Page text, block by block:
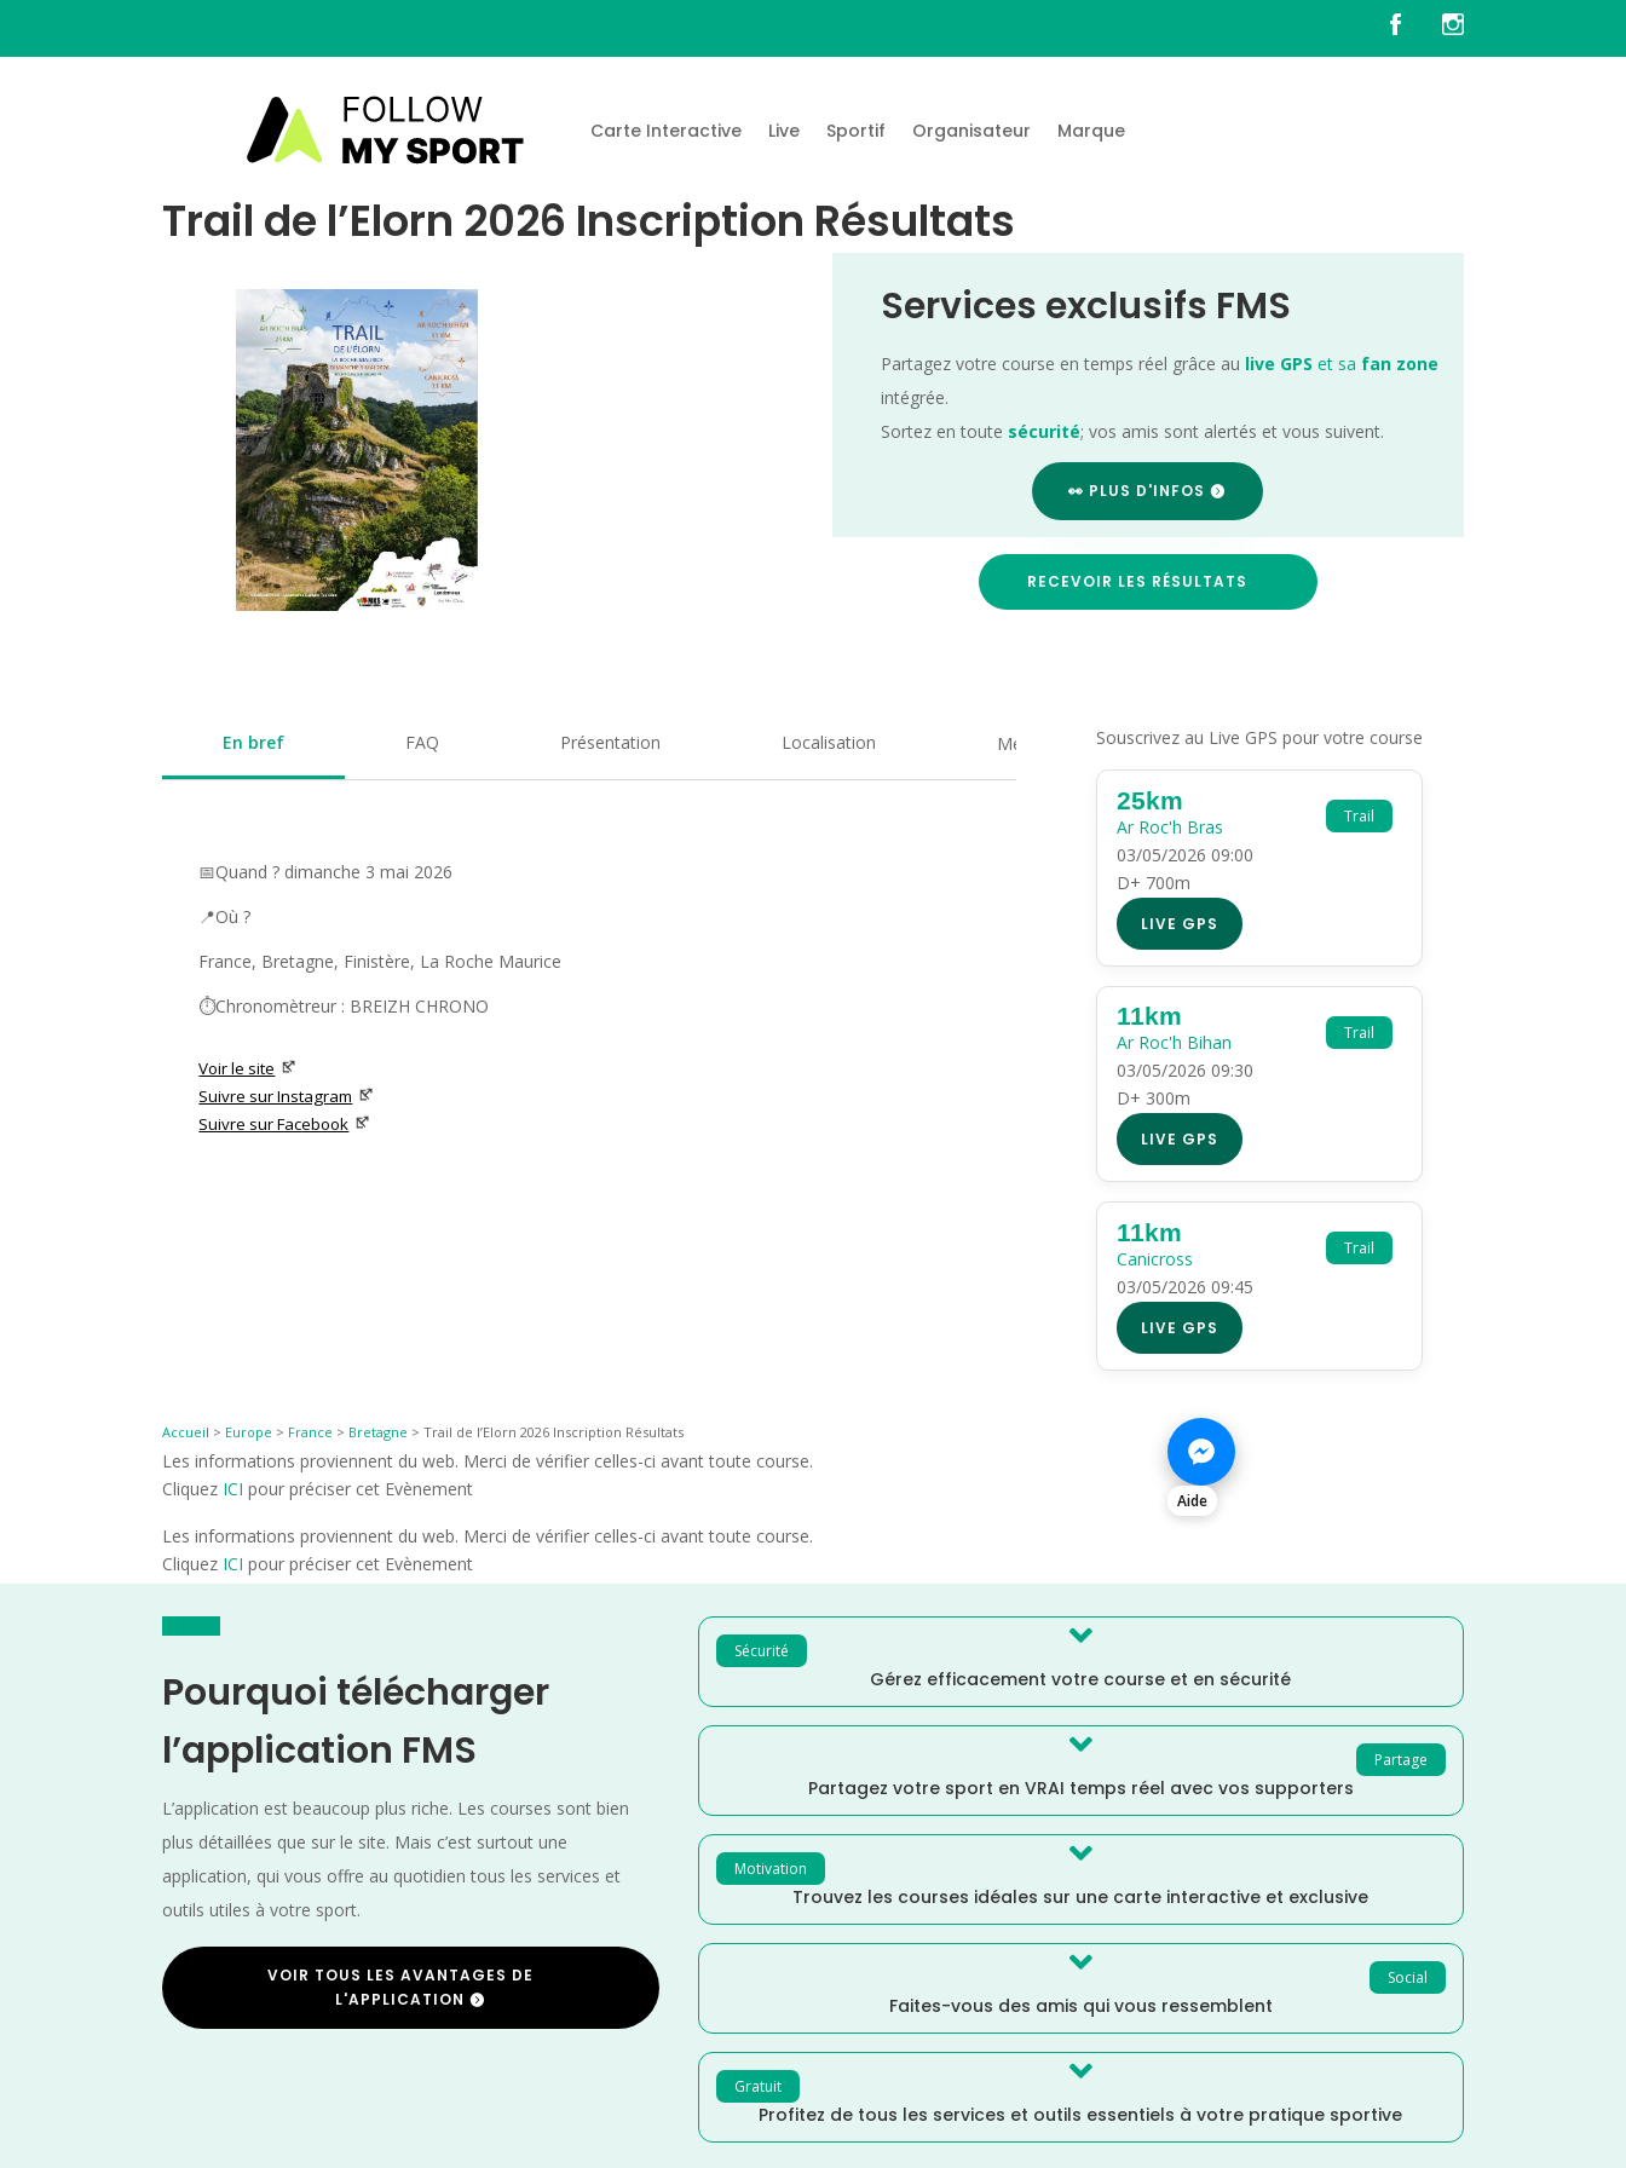
Carte Interactive Live Sportif Organisateur Marque
Trail de l’Elorn 2026 Inscription Résultats
Services exclusifs FMS
Partagez votre course en temps réel grâce au live GPS et sa fan zone
intégrée.
Sortez en toute sécurité; vos amis sont alertés et vous suivent.
👀 PLUS D'INFOS
RECEVOIR LES RÉSULTATS
En bref FAQ Présentation Localisation Medias
📅Quand ? dimanche 3 mai 2026
📍Où ?
France, Bretagne, Finistère, La Roche Maurice
⏱️Chronomètreur : BREIZH CHRONO
Voir le site
Suivre sur Instagram
Suivre sur Facebook
Souscrivez au Live GPS pour votre course
Trail
25km
Ar Roc'h Bras
03/05/2026 09:00
D+ 700m
LIVE GPS
Trail
11km
Ar Roc'h Bihan
03/05/2026 09:30
D+ 300m
LIVE GPS
Trail
11km
Canicross
03/05/2026 09:45
LIVE GPS
Accueil > Europe > France > Bretagne >Trail de l’Elorn 2026 Inscription Résultats
Les informations proviennent du web. Merci de vérifier celles-ci avant toute course.
Cliquez ICI pour préciser cet Evènement
Les informations proviennent du web. Merci de vérifier celles-ci avant toute course.
Cliquez ICI pour préciser cet Evènement
Aide
Pourquoi télécharger
l’application FMS
L’application est beaucoup plus riche. Les courses sont bien
plus détaillées que sur le site. Mais c’est surtout une
application, qui vous offre au quotidien tous les services et
outils utiles à votre sport.
VOIR TOUS LES AVANTAGES DE
L'APPLICATION
Sécurité 
Gérez efficacement votre course et en sécurité
Partage

Partagez votre sport en VRAI temps réel avec vos supporters
Motivation 
Trouvez les courses idéales sur une carte interactive et exclusive
Social

Faites-vous des amis qui vous ressemblent
Gratuit 
Profitez de tous les services et outils essentiels à votre pratique sportive